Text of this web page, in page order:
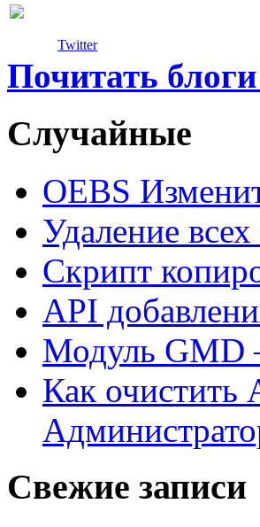
Twitter
Почитать
Случайные
OEBS
Удаление
Скрипт
API
Модуль GMD
Как очистить
Свежие записи